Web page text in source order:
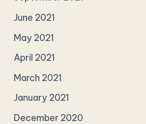
June 2021
May 2021
April 2021
March 2021
January 2021
December 2020